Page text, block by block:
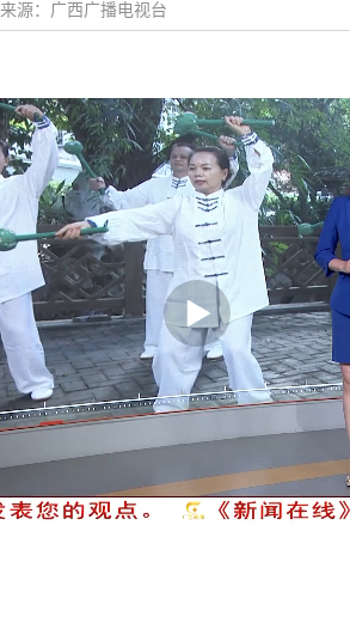
来源： 广西广播电视台